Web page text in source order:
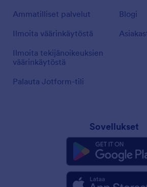
Ammatilliset palvelut
Ilmoita väärinkäytöstä
Ilmoita tekijänoikeuksien
väärinkäytöstä
Palauta Jotform-tili
Blogi
Sovellukset